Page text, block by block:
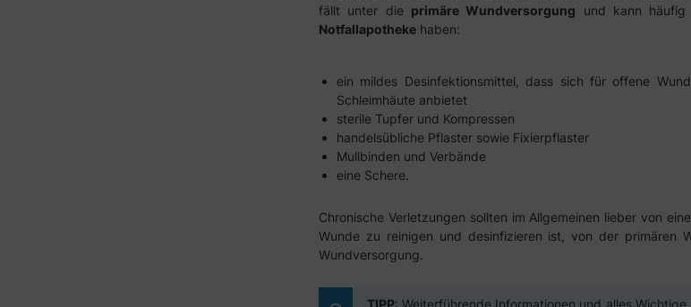
fällt unter die primäre Wundversorgung und kann häufig
Notfallapotheke haben:
ein mildes Desinfektionsmittel, dass sich für offene
Schleimhäute anbietet
sterile Tupfer und Kompressen
handelsübliche Pflaster sowie Fixierpflaster
Mullbinden und Verbände
eine Schere.
Chronische Verletzungen sollten im Allgemeinen lieber von
Wunde zu reinigen und desinfizieren ist, von der primären
Wundversorgung.
TIPP: Weiterführende Informationen und alles